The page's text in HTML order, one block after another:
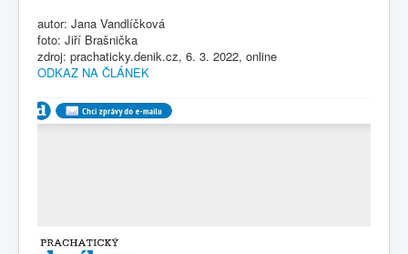
autor: Jana Vandlíčková
foto: Jiří Brašnička
zdroj: prachaticky.denik.cz, 6. 3. 2022, online
ODKAZ NA ČLÁNEK